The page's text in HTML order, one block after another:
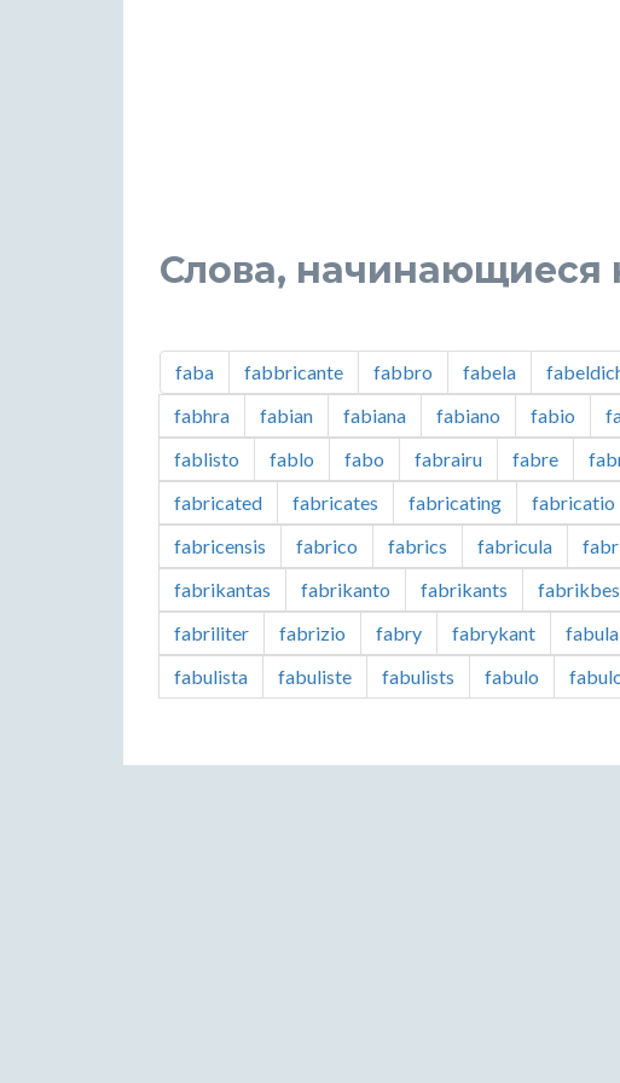
Слова, начинающиеся
faba fabbricante fabbro fabela
fabhra
fabian fabiana fabiano fabio
fablisto
fablo fabo fabrairu fabre
fabricated
fabricates fabricating fabricatio
fabricensis
fabrico fabrics fabricula
fabrikantas
fabrikanto fabrikants
fabriliter
fabrizio fabry fabrykant fabula
fabulista
fabuliste fabulists fabulo